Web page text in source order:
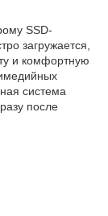
SSD-
загружается,
и комфортную
система
после